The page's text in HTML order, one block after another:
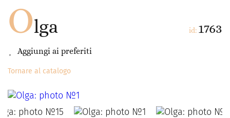
Olga
Aggiungi ai preferiti
id: 1763
Tornare al catalogo